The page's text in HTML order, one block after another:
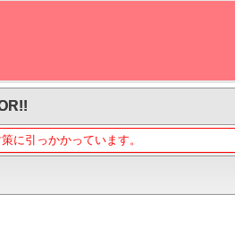
に引っかかっています。